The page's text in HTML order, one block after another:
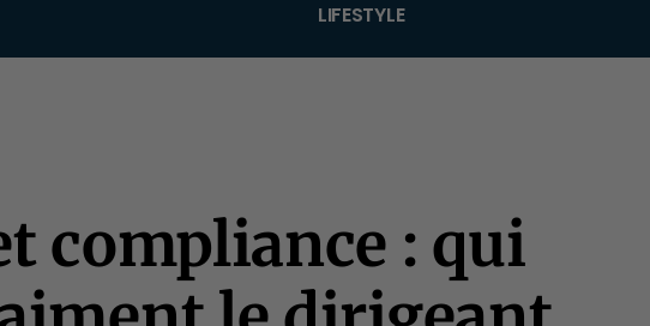
LIFESTYLE
compliance : qui